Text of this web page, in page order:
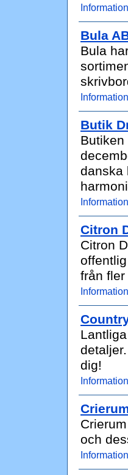
Information
Bula
Bula
Information
Butik
danska
Information
Citron
Citron
från
Information
dig!
Information
och
Information